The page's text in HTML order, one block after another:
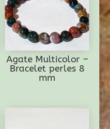
Agate Multicolor –
Bracelet perles 8
mm